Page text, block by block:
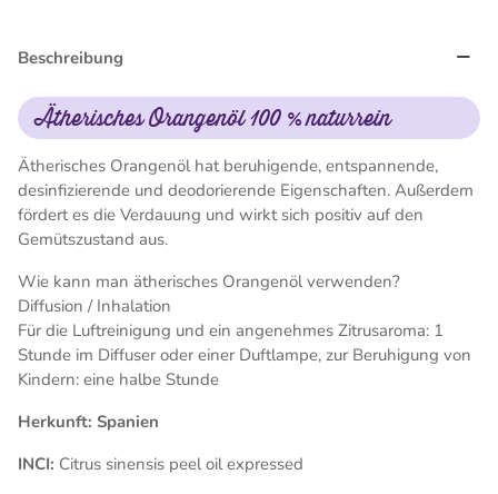
Beschreibung
Ätherisches Orangenöl 100 % naturrein
Ätherisches Orangenöl hat beruhigende, entspannende,
desinfizierende und deodorierende Eigenschaften. Außerdem
fördert es die Verdauung und wirkt sich positiv auf den
Gemütszustand aus.
Wie kann man ätherisches Orangenöl verwenden?
Diffusion / Inhalation
Für die Luftreinigung und ein angenehmes Zitrusaroma: 1
Stunde im Diffuser oder einer Duftlampe, zur Beruhigung von
Kindern: eine halbe Stunde
Herkunft: Spanien
INCI: Citrus sinensis peel oil expressed